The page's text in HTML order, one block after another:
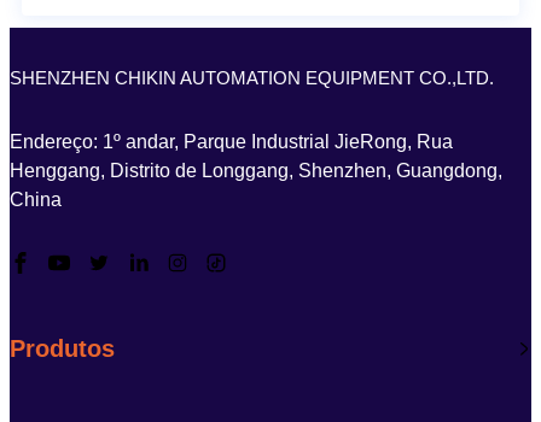
SHENZHEN CHIKIN AUTOMATION EQUIPMENT CO.,LTD.
Endereço: 1º andar, Parque Industrial JieRong, Rua
Henggang, Distrito de Longgang, Shenzhen, Guangdong,
China
Produtos